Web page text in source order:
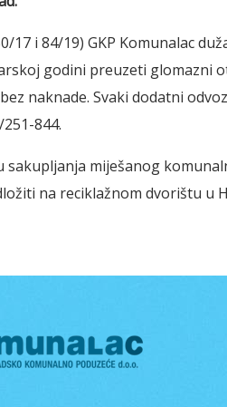
i 84/19) GKP Komunalac
godini preuzeti glomazni
naknade. Svaki dodatni
844.
sakupljanja miješanog
na reciklažnom dvorištu u